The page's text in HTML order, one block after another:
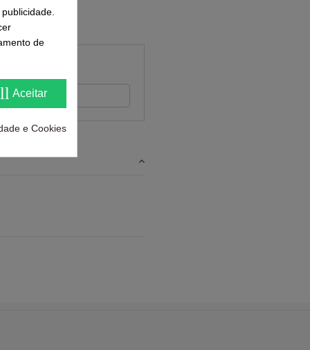
de
Aceitar
e Cookies